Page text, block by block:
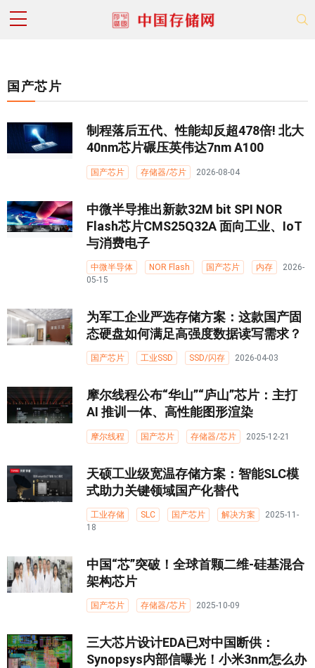
国产芯片
制程落后五代、性能却反超478倍! 北大
40nm芯片碾压英伟达7nm A100
国产芯片 存储器/芯片 2026-08-04
中微半导推出新款32M bit SPI NOR
Flash芯片CMS25Q32A 面向工业、IoT
与消费电子
中微半导体 NOR Flash 国产芯片 内存
2026-
05-15
为军工企业严选存储方案：这款国产固
态硬盘如何满足高强度数据读写需求？
国产芯片 工业SSD SSD/闪存 2026-04-03
摩尔线程公布“华山”“庐山”芯片：主打
AI 推训一体、高性能图形渲染
摩尔线程 国产芯片 存储器/芯片 2025-12-21
天硕工业级宽温存储方案：智能SLC模
式助力关键领域国产化替代
工业存储 SLC 国产芯片 解决方案
2025-11-
18
中国“芯”突破！全球首颗二维-硅基混合
架构芯片
国产芯片 存储器/芯片 2025-10-09
三大芯片设计EDA已对中国断供：
Synopsys内部信曝光！小米3nm怎么办